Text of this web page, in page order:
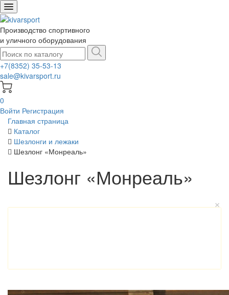
Производство спортивного
и уличного оборудования
+7(8352) 35-53-13
sale@kivarsport.ru
0
Войти Регистрация
Главная страница
Каталог
Шезлонги и лежаки
Шезлонг «Монреаль»
Шезлонг «Монреаль»